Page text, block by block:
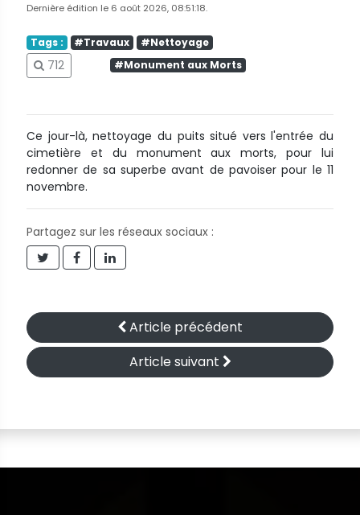
Dernière édition le 6 août 2026, 08:51:18.
Tags : #Travaux
#Nettoyage
#Monument aux Morts
712
Ce jour-là, nettoyage du puits situé vers l'entrée du
cimetière et du monument aux morts, pour lui
redonner de sa superbe avant de pavoiser pour le 11
novembre.
Partagez sur les réseaux sociaux :
Article précédent
Article suivant